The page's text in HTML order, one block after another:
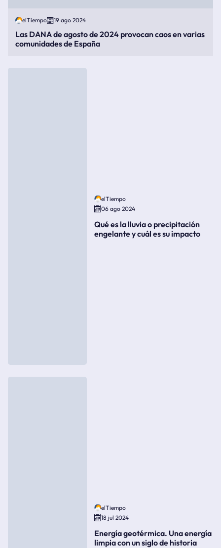
elTiempo 19 ago 2024
Las DANA de agosto de 2024 provocan caos en varias
comunidades de España
elTiempo
06 ago 2024
Qué es la lluvia o precipitación
engelante y cuál es su impacto
elTiempo
18 jul 2024
Energía geotérmica. Una energía
limpia con un siglo de historia